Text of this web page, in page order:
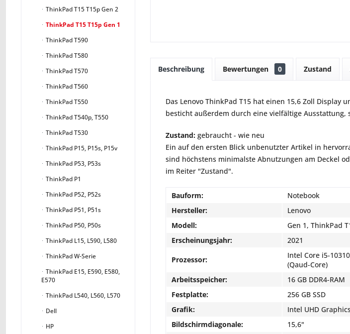
ThinkPad T15 T15p Gen 2
ThinkPad T15 T15p Gen 1
ThinkPad T590
ThinkPad T580
ThinkPad T570
ThinkPad T560
ThinkPad T550
ThinkPad T540p, T550
ThinkPad T530
ThinkPad P15, P15s, P15v
ThinkPad P53, P53s
ThinkPad P1
ThinkPad P52, P52s
ThinkPad P51, P51s
ThinkPad P50, P50s
ThinkPad L15, L590, L580
ThinkPad W-Serie
ThinkPad E15, E590, E580,
E570
ThinkPad L540, L560, L570
Dell
HP
Beschreibung Bewertungen 0 Zustand
Das Lenovo ThinkPad T15 hat einen 15,6 Zoll
besticht außerdem durch eine vielfältige Ausstattung,
Zustand: gebraucht - wie neu
Ein auf den ersten Blick unbenutzter Artikel in
sind höchstens minimalste Abnutzungen am Deckel
im Reiter "Zustand".
Bauform:
Notebook
Hersteller:
Lenovo
Modell:
Gen 1, ThinkPad
Erscheinungsjahr:
2021
Prozessor:
Intel Core i5-
(Qaud-Core)
Arbeitsspeicher:
16 GB DDR4-RAM
Festplatte:
256 GB SSD
Grafik:
Intel UHD
Bildschirmdiagonale:
15,6"